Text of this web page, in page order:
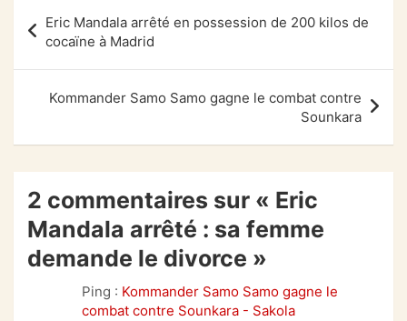
de
l’article
Eric Mandala arrêté en possession de 200 kilos de
cocaïne à Madrid
Kommander Samo Samo gagne le combat contre
Sounkara
2 commentaires sur « Eric
Mandala arrêté : sa femme
demande le divorce »
Ping : Kommander Samo Samo gagne le
combat contre Sounkara - Sakola